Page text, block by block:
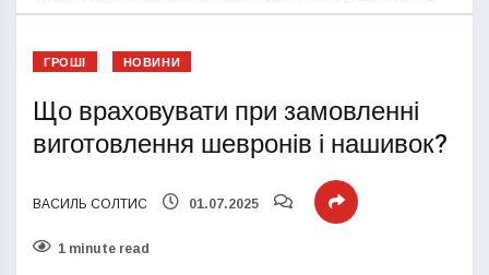
ГРОШІ НОВИНИ
Що враховувати при замовленні
виготовлення шевронів і нашивок?
ВАСИЛЬ СОЛТИС 01.07.2025
1 minute read